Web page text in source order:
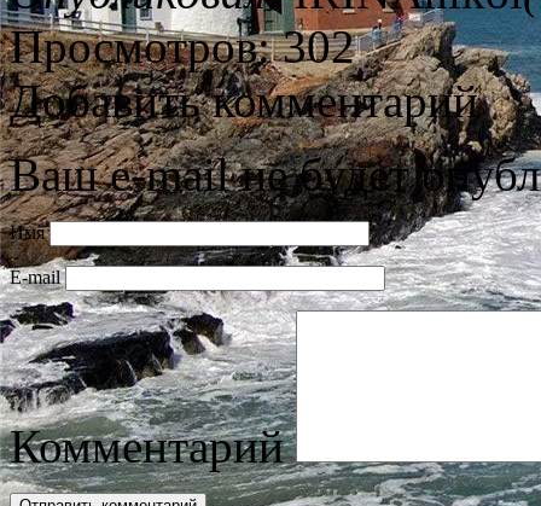
Просмотров: 302
Добавить комментарий
Ваш e-mail не будет
Имя
E-mail
Комментарий